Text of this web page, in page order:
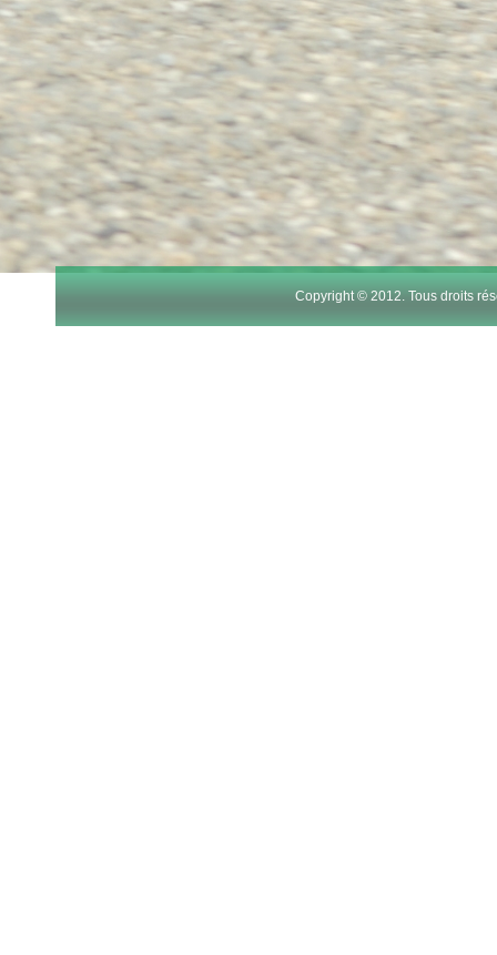
Copyright © 2012. Tous droits